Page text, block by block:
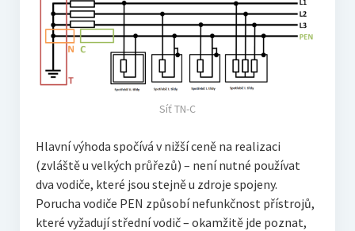
Síť TN-C
Hlavní výhoda spočívá v nižší ceně na realizaci
(zvláště u velkých průřezů) – není nutné používat
dva vodiče, které jsou stejně u zdroje spojeny.
Porucha vodiče PEN způsobí nefunkčnost přístrojů,
které vyžadují střední vodič – okamžitě jde poznat,